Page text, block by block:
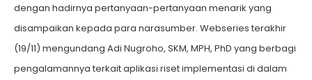
dengan hadirnya pertanyaan-pertanyaan menarik yang
disampaikan kepada para narasumber. Webseries terakhir
(19/11) mengundang Adi Nugroho, SKM, MPH, PhD yang berbagi
pengalamannya terkait aplikasi riset implementasi di dalam